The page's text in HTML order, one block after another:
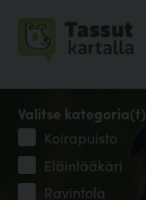
Valitse kategoria(t)
Koirapuisto
Eläinlääkäri
Ravintola